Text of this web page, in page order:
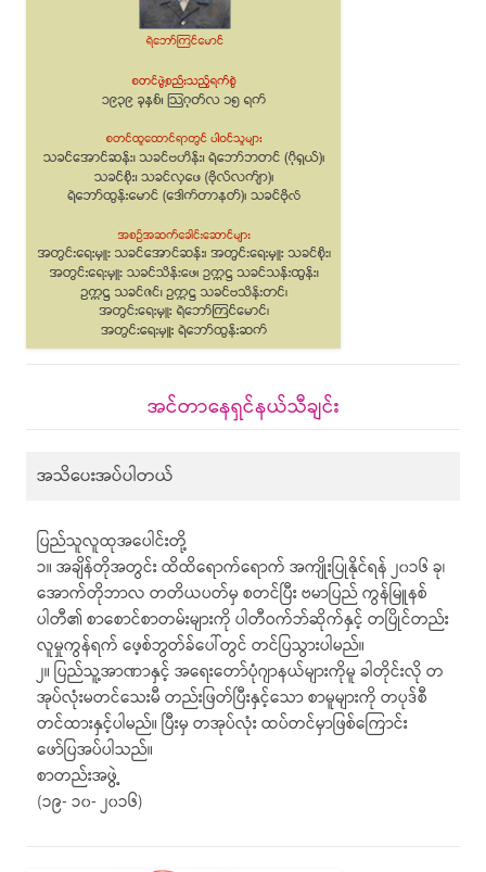
အင်တာနေရှင်နယ်သီချင်း
အသိပေးအပ်ပါတယ်
ပြည်သူလူထုအပေါင်းတို့
၁။ အချိန်တိုအတွင်း ထိထိရောက်ရောက် အကျိုးပြုနိုင်ရန် ၂၀၁၆ ခု၊
အောက်တိုဘာလ တတိယပတ်မှ စတင်ပြီး ဗမာပြည် ကွန်မြူနစ်
ပါတီ၏ စာစောင်စာတမ်းများကို ပါတီဝက်ဘ်ဆိုက်နှင့် တပြိုင်တည်း
လူမှုကွန်ရက် ဖေ့စ်ဘွတ်ခ်ပေါ်တွင် တင်ပြသွားပါမည်။
၂။ ပြည်သူ့အာဏာနှင့် အရေးတော်ပုံဂျာနယ်များကိုမူ ခါတိုင်းလို တ
အုပ်လုံးမတင်သေးမီ တည်းဖြတ်ပြီးနှင့်သော စာမူများကို တပုဒ်စီ
တင်ထားနှင့်ပါမည်။ ပြီးမှ တအုပ်လုံး ထပ်တင်မှာဖြစ်ကြောင်း
ဖော်ပြအပ်ပါသည်။
စာတည်းအဖွဲ့
(၁၉- ၁၀- ၂၀၁၆)